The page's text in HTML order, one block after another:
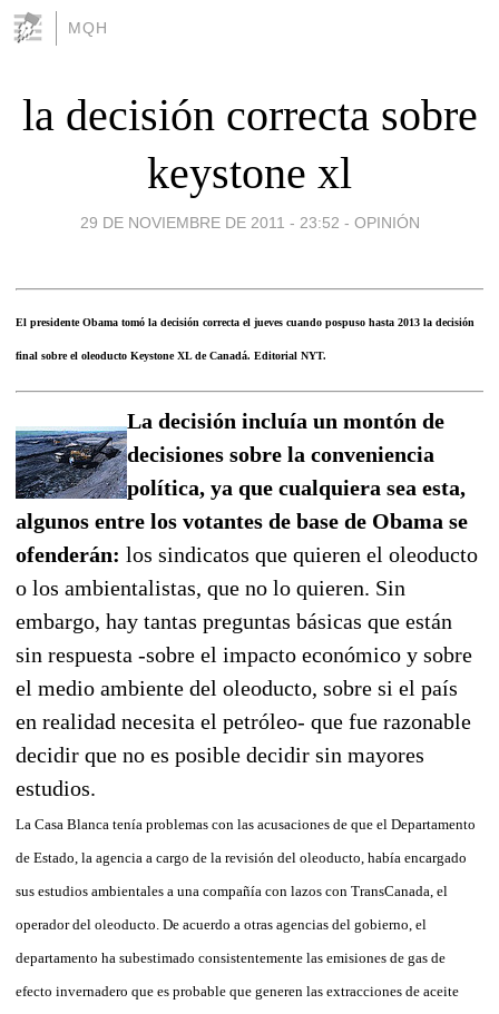
MQH
la decisión correcta sobre
keystone xl
29 DE NOVIEMBRE DE 2011 - 23:52 - OPINIÓN
El presidente Obama tomó la decisión correcta el jueves cuando pospuso hasta 2013 la decisión
final sobre el oleoducto Keystone XL de Canadá. Editorial NYT.
La decisión incluía un montón de
decisiones sobre la conveniencia
política, ya que cualquiera sea esta,
algunos entre los votantes de base de Obama se
ofenderán: los sindicatos que quieren el oleoducto
o los ambientalistas, que no lo quieren. Sin
embargo, hay tantas preguntas básicas que están
sin respuesta -sobre el impacto económico y sobre
el medio ambiente del oleoducto, sobre si el país
en realidad necesita el petróleo- que fue razonable
decidir que no es posible decidir sin mayores
estudios.
La Casa Blanca tenía problemas con las acusaciones de que el Departamento
de Estado, la agencia a cargo de la revisión del oleoducto, había encargado
sus estudios ambientales a una compañía con lazos con TransCanada, el
operador del oleoducto. De acuerdo a otras agencias del gobierno, el
departamento ha subestimado consistentemente las emisiones de gas de
efecto invernadero que es probable que generen las extracciones de aceite